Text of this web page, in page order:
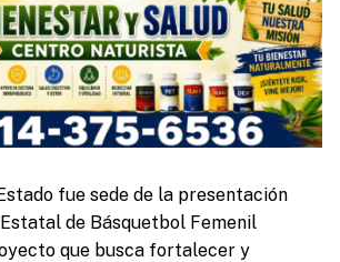
fue sede de la presentación
de Básquetbol Femenil
que busca fortalecer y